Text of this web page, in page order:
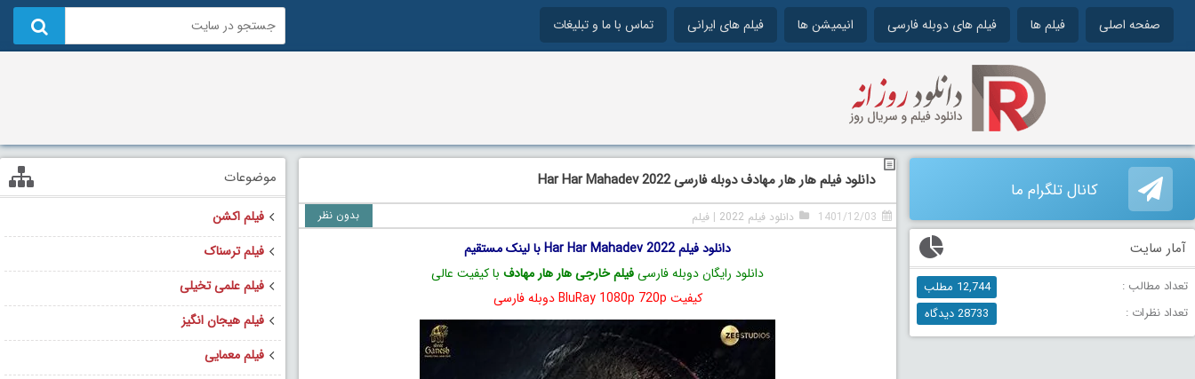
صفحه اصلی فیلم ها فیلم های دوبله فارسی انیمیشن ها فیلم های ایرانی تماس با ما و تبلیغات
دانلود فیلم هار هار مهادف دوبله فارسی Har Har Mahadev 2022
1401/12/03 دانلود فیلم 2022 | فیلم بدون نظر
دانلود فیلم Har Har Mahadev 2022 با لینک مستقیم
دانلود رایگان دوبله فارسیفیلم خارجی هار هار مهادف با کیفیت عالی
کیفیت BluRay 1080p 720p دوبله فارسی
کانال تلگرام ما
آمار سایت
تعداد مطالب :
12,744 مطلب
تعداد نظرات :
28733 دیدگاه
موضوعات
فیلم اکشن
فیلم ترسناک
فیلم علمی تخیلی
فیلم هیجان انگیز
فیلم معمایی